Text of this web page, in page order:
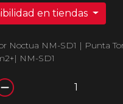
en tiendas
Noctua NM-SD1 | Punta
NM-SD1